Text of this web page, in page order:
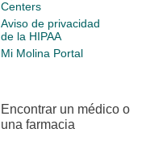
Centers
Aviso de privacidad
de la HIPAA
Mi Molina Portal
Encontrar un médico o
una farmacia